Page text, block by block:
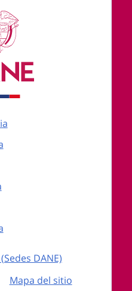
DANE)
Mapa del sitio